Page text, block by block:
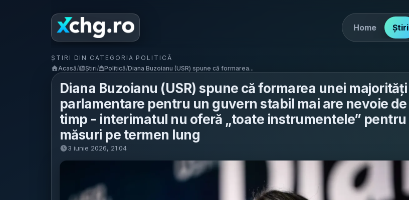
Home Știri
ȘTIRI DIN CATEGORIA POLITICĂ
Acasă/ Știri/ Politică/Diana Buzoianu (USR) spune că formarea...
Diana Buzoianu (USR) spune că formarea unei majorități
parlamentare pentru un guvern stabil mai are nevoie de
timp - interimatul nu oferă „toate instrumentele” pentru
măsuri pe termen lung
3 iunie 2026, 21:04